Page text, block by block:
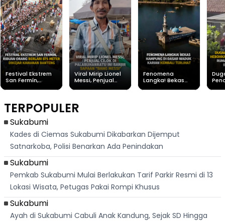
Festival Ekstrem
San Fermín,
Banteng
Viral Mirip Lionel
Messi, Penjual
"Bang Messi"
Fenomena
Langka! Bekas
TERPOPULER
Sukabumi
Kades di Ciemas Sukabumi Dikabarkan Dijemput
Satnarkoba, Polisi Benarkan Ada Penindakan
Sukabumi
Pemkab Sukabumi Mulai Berlakukan Tarif Parkir Resmi di 13
Lokasi Wisata, Petugas Pakai Rompi Khusus
Sukabumi
Ayah di Sukabumi Cabuli Anak Kandung, Sejak SD Hingga